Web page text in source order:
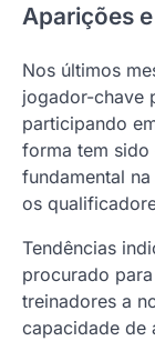
Aparições
Nos últimos
jogador-chave
participando
forma tem sido
fundamental
os
Tendências
procurado
treinadores a
capacidade de